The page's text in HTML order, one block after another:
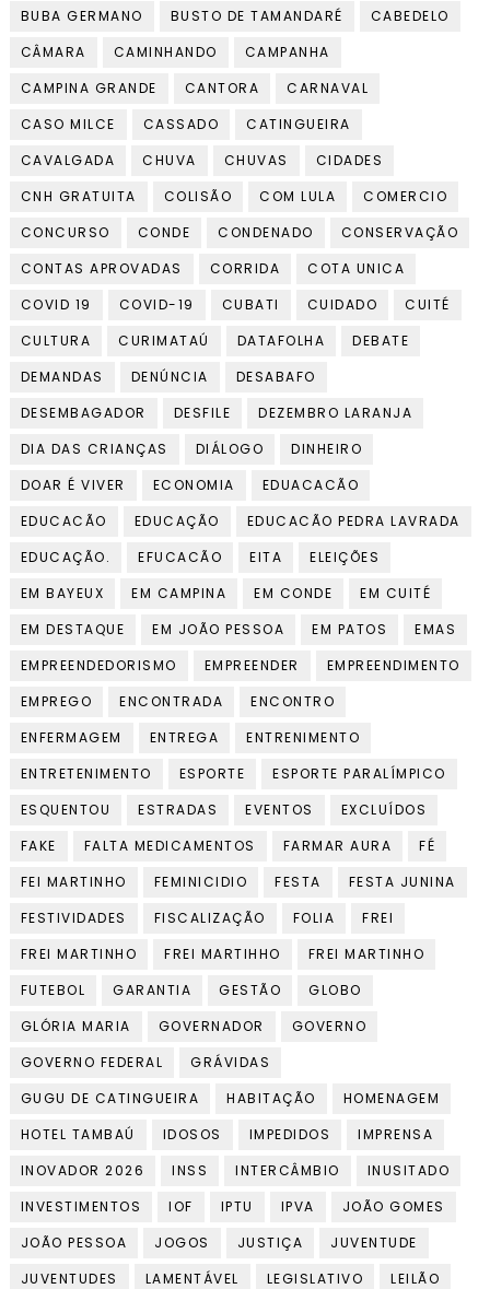
BUBA GERMANO
BUSTO DE TAMANDARÉ
CABEDELO
CÂMARA
CAMINHANDO
CAMPANHA
CAMPINA GRANDE
CANTORA
CARNAVAL
CASO MILCE
CASSADO
CATINGUEIRA
CAVALGADA
CHUVA CHUVAS
CIDADES
CNH GRATUITA
COLISÃO COM LULA
COMERCIO
CONCURSO
CONDE CONDENADO
CONSERVAÇÃO
CONTAS APROVADAS
CORRIDA
COTA UNICA
COVID 19
COVID-19 CUBATI CUIDADO
CUITÉ
CULTURA
CURIMATAÚ DATAFOLHA
DEBATE
DEMANDAS
DENÚNCIA
DESABAFO
DESEMBAGADOR
DESFILE
DEZEMBRO LARANJA
DIA DAS CRIANÇAS
DIÁLOGO
DINHEIRO
DOAR É VIVER
ECONOMIA
EDUACACÃO
EDUCACÃO
EDUCAÇÃO
EDUCACÃO PEDRA LAVRADA
EDUCAÇÃO.
EFUCACÃO EITA
ELEIÇÕES
EM BAYEUX
EM CAMPINA EM CONDE
EM CUITÉ
EM DESTAQUE
EM JOÃO PESSOA EM PATOS
EMAS
EMPREENDEDORISMO
EMPREENDER
EMPREENDIMENTO
EMPREGO
ENCONTRADA
ENCONTRO
ENFERMAGEM
ENTREGA
ENTRENIMENTO
ENTRETENIMENTO
ESPORTE
ESPORTE PARALÍMPICO
ESQUENTOU
ESTRADAS EVENTOS
EXCLUÍDOS
FAKE
FALTA MEDICAMENTOS FARMAR AURA
FÉ
FEI MARTINHO
FEMINICIDIO FESTA
FESTA JUNINA
FESTIVIDADES
FISCALIZAÇÃO FOLIA
FREI
FREI MARTINHO
FREI MARTIHHO
FREI MARTINHO
FUTEBOL
GARANTIA GESTÃO
GLOBO
GLÓRIA MARIA
GOVERNADOR
GOVERNO
GOVERNO FEDERAL
GRÁVIDAS
GUGU DE CATINGUEIRA
HABITAÇÃO
HOMENAGEM
HOTEL TAMBAÚ
IDOSOS IMPEDIDOS
IMPRENSA
INOVADOR 2026
INSS INTERCÂMBIO
INUSITADO
INVESTIMENTOS
IOF IPTU IPVA
JOÃO GOMES
JOÃO PESSOA
JOGOS JUSTIÇA
JUVENTUDE
JUVENTUDES
LAMENTÁVEL LEGISLATIVO
LEILÃO